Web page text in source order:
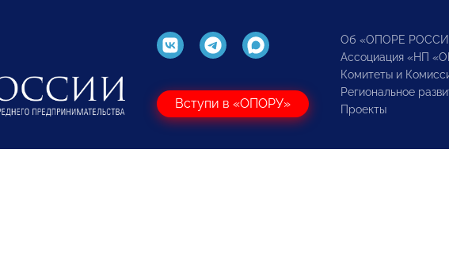
Вступи в «ОПОРУ»
Об «ОПОРЕ
Ассоциация «НП
Комитеты и
Региональное
Проекты